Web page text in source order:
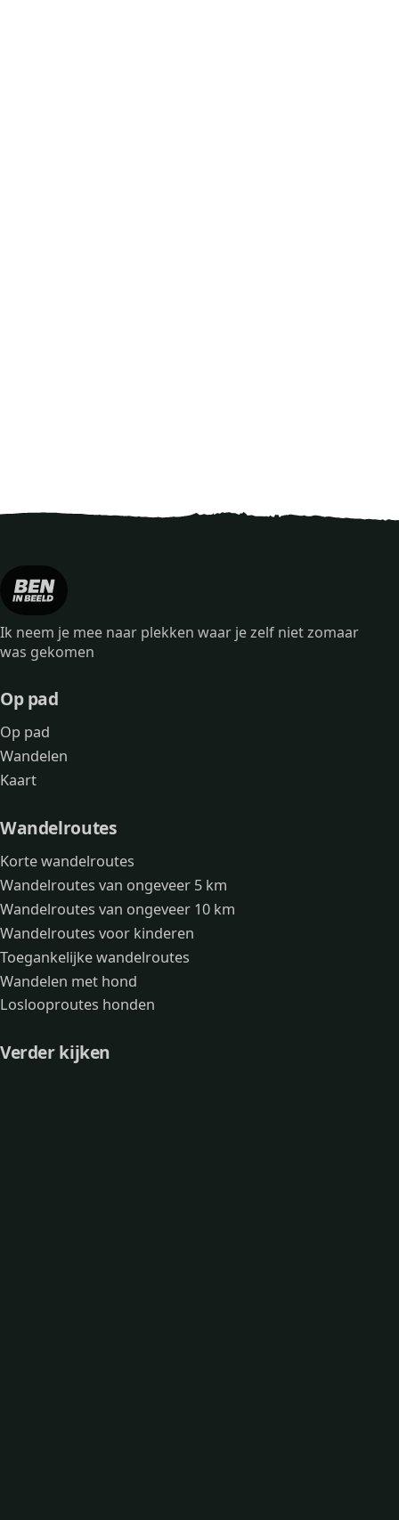
Ik neem je mee naar plekken waar je zelf niet zomaar
was gekomen
Op pad
Op pad
Wandelen
Kaart
Wandelroutes
Korte wandelroutes
Wandelroutes van ongeveer 5 km
Wandelroutes van ongeveer 10 km
Wandelroutes voor kinderen
Toegankelijke wandelroutes
Wandelen met hond
Loslooproutes honden
Verder kijken